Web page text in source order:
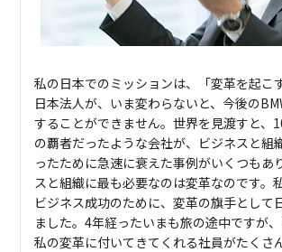
私の日本でのミッションは、「変革を起こ
日本法人が、いま変わらないと、今後の
することができません。世界を見渡すと、
の覇者だったような会社が、ビジネスと組
ったために急速に衰えた事例がいくつもあ
スと組織に最も必要なのは変革なのです。
ビジネス成功のために、変革の旗手として
ました。4年経ったいまも旅の途中ですが、
私の変革に付いてきてくれる社員がたくさ